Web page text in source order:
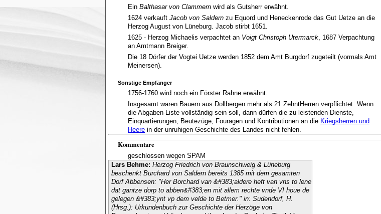
Ein Balthasar von Clammern wird als Gutsherr erwähnt.
1624 verkauft Jacob von Saldern zu Equord und Heneckenrode das Gut Uetze an die
Herzog August von Lüneburg. Jacob stirbt 1651.
1625 - Herzog Michaelis verpachtet an Voigt Christoph Utermarck, 1687 Verpachtung
an Amtmann Breiger.
Die 18 Dörfer der Vogtei Uetze werden 1852 dem Amt Burgdorf zugeteilt (vormals Amt
Meinersen).
Sonstige Empfänger
1756-1760 wird noch ein Förster Rahne erwähnt.
Insgesamt waren Bauern aus Dollbergen mehr als 21 ZehntHerren verpflichtet. Wenn
die Abgaben-Liste vollständig sein soll, dann dürfen die zu leistenden Dienste,
Einquartierungen, Beutezüge, Fouragen und Kontributionen an die Kriegsherren und
Heere in der unruhigen Geschichte des Landes nicht fehlen.
Kommentare
geschlossen wegen SPAM
Lars Behme: Herzog Friedrich von Braunschweig & Lüneburg
beschenkt Burchard von Saldern bereits 1385 mit dem gesamten
Dorf Abbensen: "Her Borchard van &#383;aldere heft van vns to lene
dat gantze dorp to abben&#383;en mit allem rechte vnde VI houe de
gelegen &#383;ynt vp dem velde to Betmer." in: Sudendorf, H.
(Hrsg.): Urkundenbuch zur Geschichte der Herzöge von